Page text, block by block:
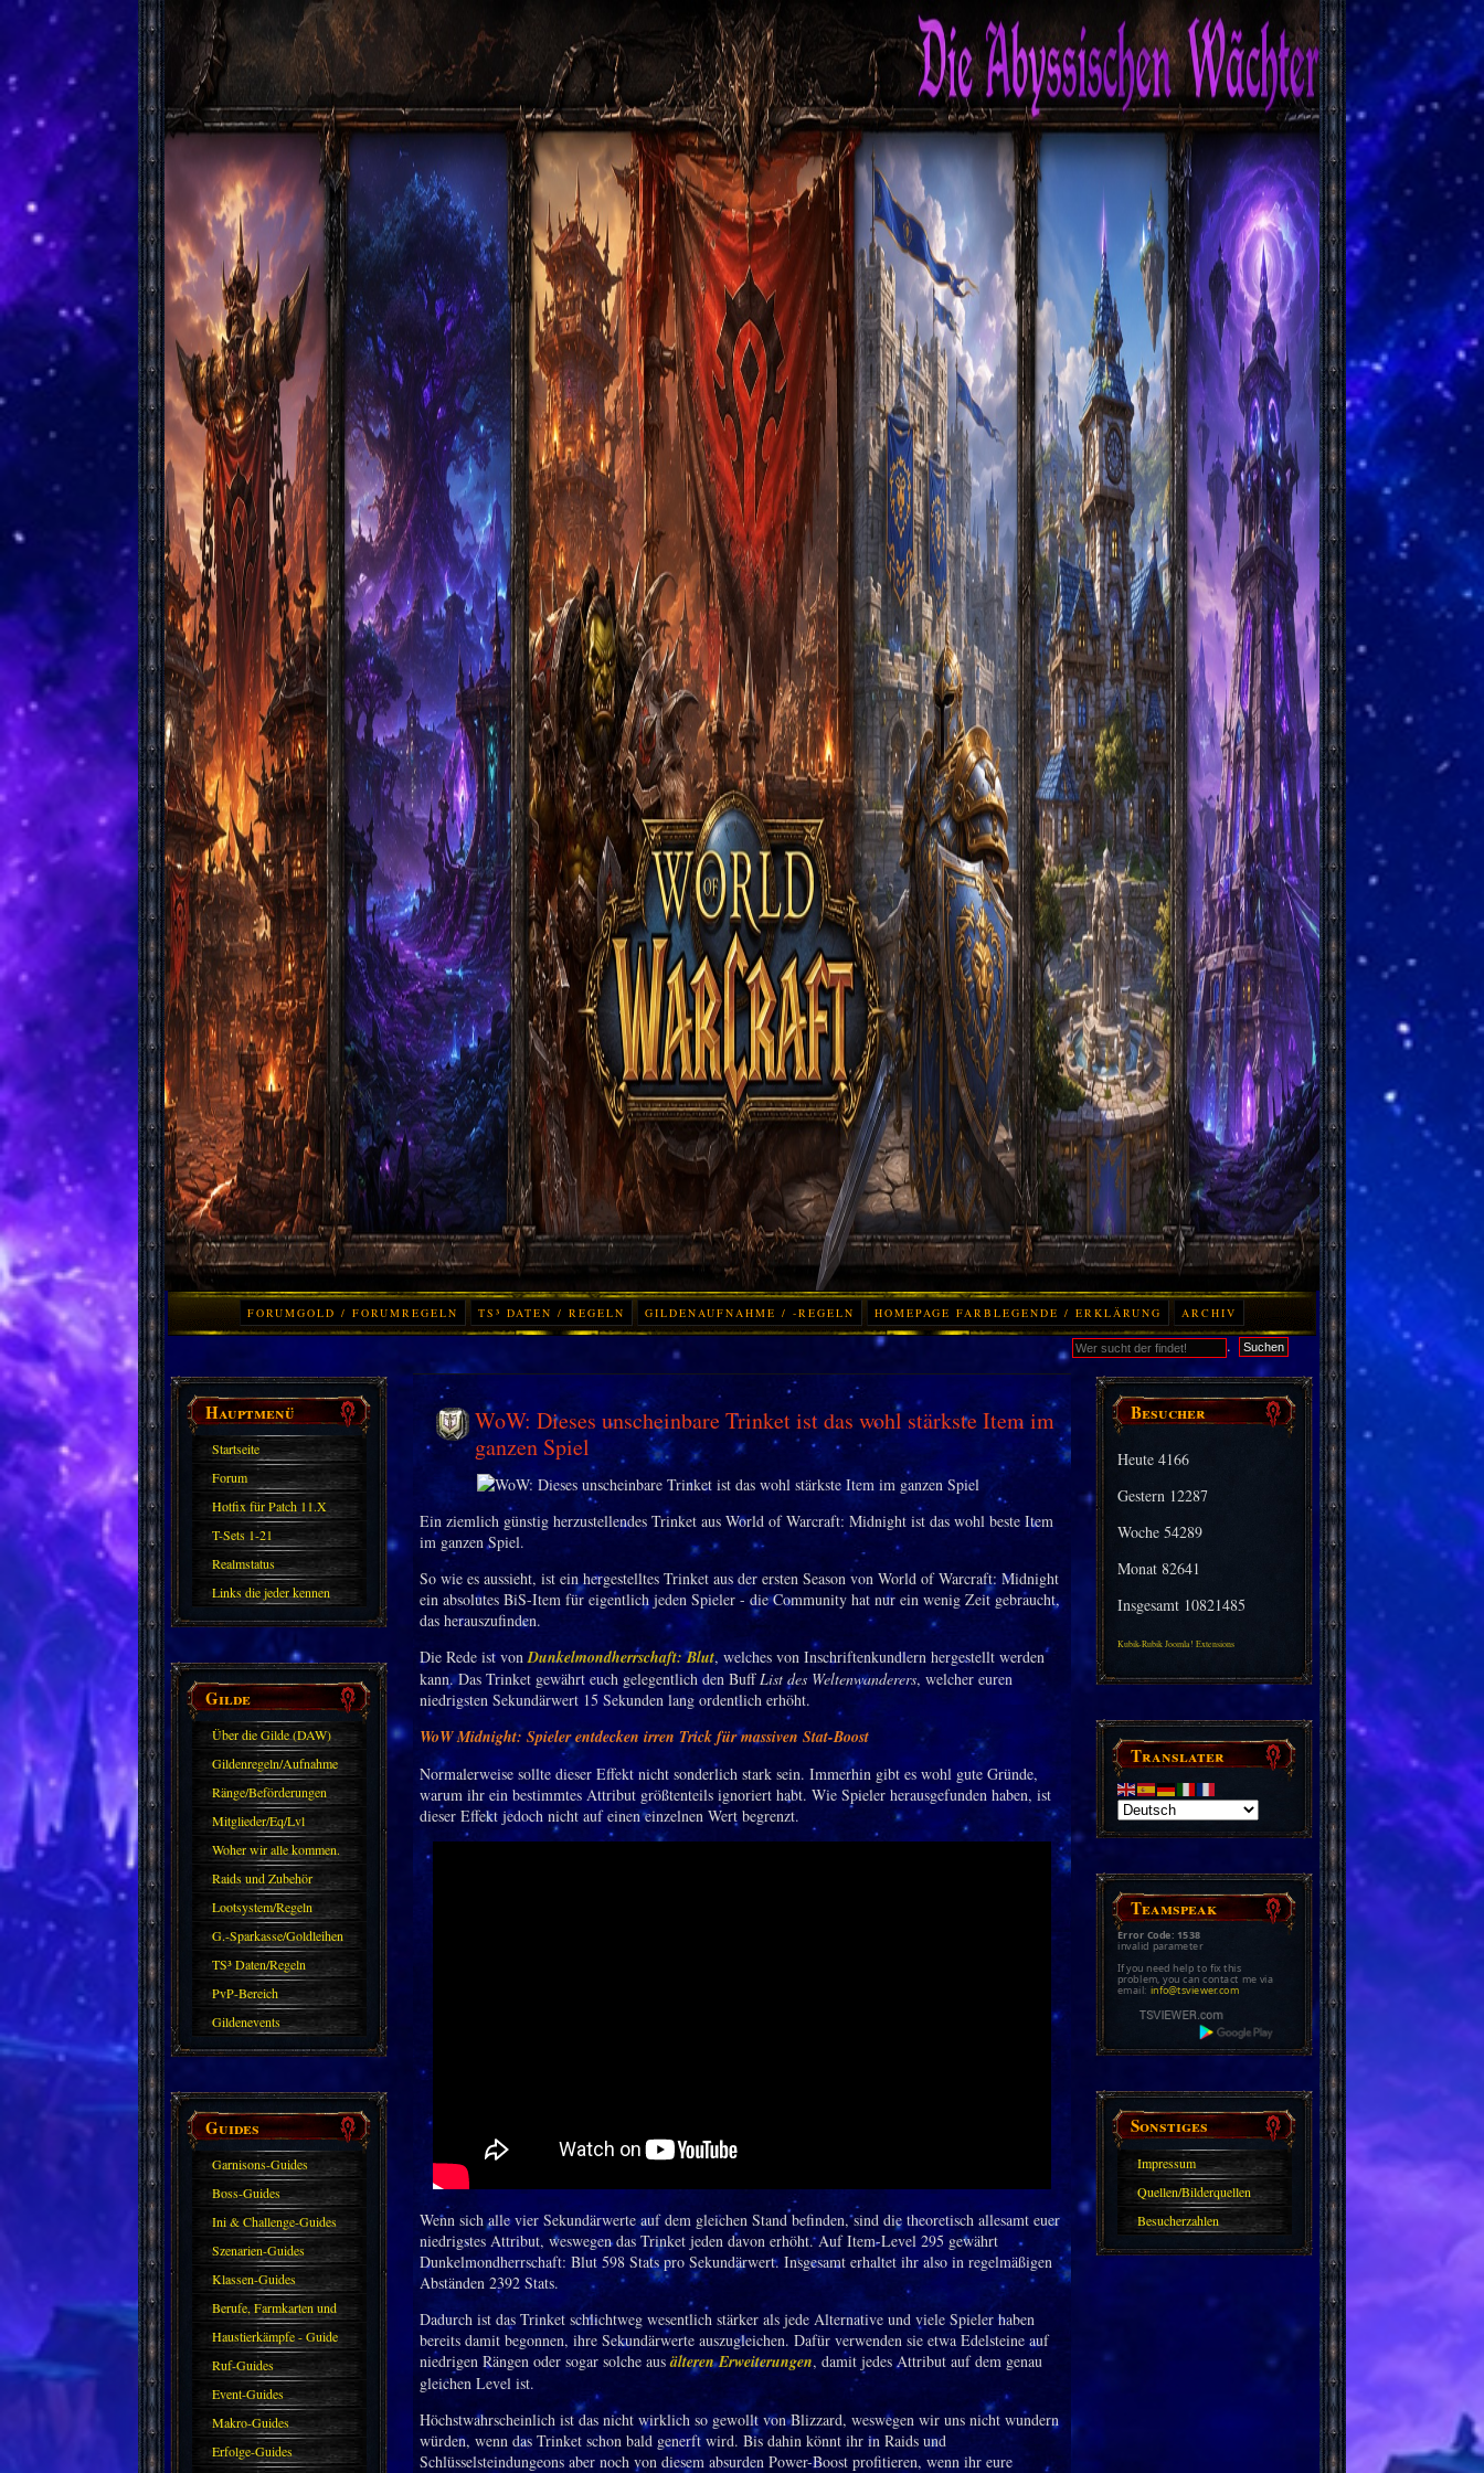
FORUMGOLD / FORUMREGELN TS³ DATEN / REGELN GILDENAUFNAHME / -REGELN HOMEPAGE FARBLEGENDE / ERKLÄRUNG ARCHIV
. Suchen
Hauptmenü
Startseite
Forum
Hotfix für Patch 11.X
T-Sets 1-21
Realmstatus
Links die jeder kennen
sollte?! Oder nicht?
Gilde
Über die Gilde (DAW)
Gildenregeln/Aufnahme
Ränge/Beförderungen
Mitglieder/Eq/Lvl
Woher wir alle kommen.
Raids und Zubehör
Lootsystem/Regeln
G.-Sparkasse/Goldleihen
TS³ Daten/Regeln
PvP-Bereich
Gildenevents
Guides
Garnisons-Guides
Boss-Guides
Ini & Challenge-Guides
Szenarien-Guides
Klassen-Guides
Berufe, Farmkarten und
Haustiere
Haustierkämpfe - Guide
Ruf-Guides
Event-Guides
Makro-Guides
Erfolge-Guides
Besucher
Heute4166
Gestern 12287
Woche54289
Monat82641
Insgesamt 10821485
Kubik-Rubik Joomla! Extensions
Translater
Teamspeak
Error Code: 1538
invalid parameter
If you need help to fix this
problem, you can contact me via
email: info@tsviewer.com
Sonstiges
Impressum
Quellen/Bilderquellen
Besucherzahlen
WoW: Dieses unscheinbare Trinket ist das wohl stärkste Item im
ganzen Spiel
Ein ziemlich günstig herzustellendes Trinket aus World of Warcraft: Midnight ist das wohl beste Item
im ganzen Spiel.
So wie es aussieht, ist ein hergestelltes Trinket aus der ersten Season von World of Warcraft: Midnight
ein absolutes BiS-Item für eigentlich jeden Spieler - die Community hat nur ein wenig Zeit gebraucht,
das herauszufinden.
Die Rede ist vonDunkelmondherrschaft: Blut, welches von Inschriftenkundlern hergestellt werden
kann. Das Trinket gewährt euch gelegentlich den BuffList des Weltenwanderers, welcher euren
niedrigsten Sekundärwert 15 Sekunden lang ordentlich erhöht.
WoW Midnight: Spieler entdecken irren Trick für massiven Stat-Boost
Normalerweise sollte dieser Effekt nicht sonderlich stark sein. Immerhin gibt es wohl gute Gründe,
warum ihr ein bestimmtes Attribut größtenteils ignoriert habt. Wie Spieler herausgefunden haben, ist
dieser Effekt jedoch nicht auf einen einzelnen Wert begrenzt.
Wenn sich alle vier Sekundärwerte auf dem gleichen Stand befinden, sind die theoretisch allesamt euer
niedrigstes Attribut, weswegen das Trinket jeden davon erhöht. Auf Item-Level 295 gewährt
Dunkelmondherrschaft: Blut 598 Stats pro Sekundärwert. Insgesamt erhaltet ihr also in regelmäßigen
Abständen 2392 Stats.
Dadurch ist das Trinket schlichtweg wesentlich stärker als jede Alternative und viele Spieler haben
bereits damit begonnen, ihre Sekundärwerte auszugleichen. Dafür verwenden sie etwa Edelsteine auf
niedrigen Rängen oder sogar solche ausälteren Erweiterungen, damit jedes Attribut auf dem genau
gleichen Level ist.
Höchstwahrscheinlich ist das nicht wirklich so gewollt von Blizzard, weswegen wir uns nicht wundern
würden, wenn das Trinket schon bald generft wird. Bis dahin könnt ihr in Raids und
Schlüsselsteindungeons aber noch von diesem absurden Power-Boost profitieren, wenn ihr eure